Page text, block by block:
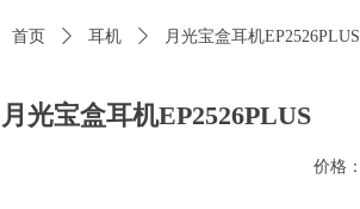
月光宝盒耳机EP2526PLUS
首页 ꄲ 耳机 ꄲ 月光宝盒耳机EP2526PLUS
价格：